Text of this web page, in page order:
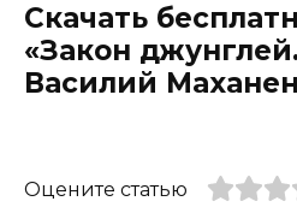
Скачать
«Закон
Василий
Оцените статью